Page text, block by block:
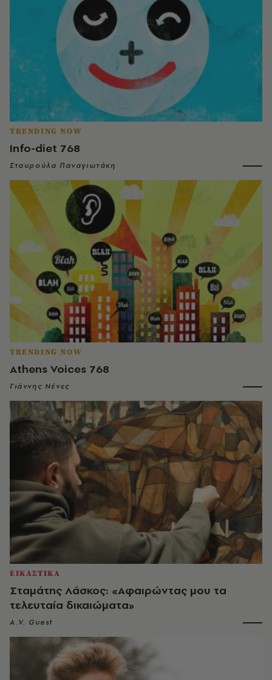
TRENDING NOW
Info-diet 768
Σταυρούλα Παναγιωτάκη
TRENDING NOW
Athens Voices 768
Γιάννης Νένες
ΕΙΚΑΣΤΙΚΑ
Σταμάτης Λάσκος: «Αφαιρώντας μου τα
τελευταία δικαιώματα»
A.V. Guest